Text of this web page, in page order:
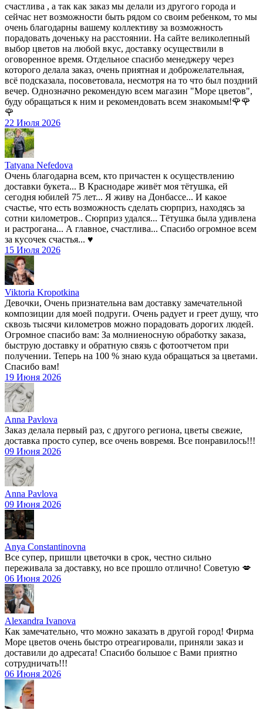
счастлива , а так как заказ мы делали из другого города и
сейчас нет возможности быть рядом со своим ребенком, то мы
очень благодарны вашему коллективу за возможность
порадовать доченьку на расстоянии. На сайте великолепный
выбор цветов на любой вкус, доставку осуществили в
оговоренное время. Отдельное спасибо менеджеру через
которого делала заказ, очень приятная и доброжелательная,
всё подсказала, посоветовала, несмотря на то что был поздний
вечер. Однозначно рекомендую всем магазин "Море цветов",
буду обращаться к ним и рекомендовать всем знакомым!🌹🌹
🌹
22 Июля 2026
Tatyana Nefedova
Очень благодарна всем, кто причастен к осуществлению
доставки букета... В Краснодаре живёт моя тётушка, ей
сегодня юбилей 75 лет... Я живу на Донбассе... И какое
счастье, что есть возможность сделать сюрприз, находясь за
сотни километров.. Сюрприз удался... Тётушка была удивлена
и растрогана... А главное, счастлива... Спасибо огромное всем
за кусочек счастья... ♥️
15 Июля 2026
Viktoria Kropotkina
Девочки, Очень признательна вам доставку замечательной
композиции для моей подруги. Очень радует и греет душу, что
сквозь тысячи километров можно порадовать дорогих людей.
Огромное спасибо вам: За молниеносную обработку заказа,
быструю доставку и обратную связь с фотоотчетом при
получении. Теперь на 100 % знаю куда обращаться за цветами.
Спасибо вам!
19 Июня 2026
Anna Pavlova
Заказ делала первый раз, с другого региона, цветы свежие,
доставка просто супер, все очень вовремя. Все понравилось!!!
09 Июня 2026
Anna Pavlova
09 Июня 2026
Anya Constantinovna
Все супер, пришли цветочки в срок, честно сильно
переживала за доставку, но все прошло отлично! Советую 💋
06 Июня 2026
Alexandra Ivanova
Как замечательно, что можно заказать в другой город! Фирма
Море цветов очень быстро отреагировали, приняли заказ и
доставили до адресата! Спасибо большое с Вами приятно
сотрудничать!!!
06 Июня 2026